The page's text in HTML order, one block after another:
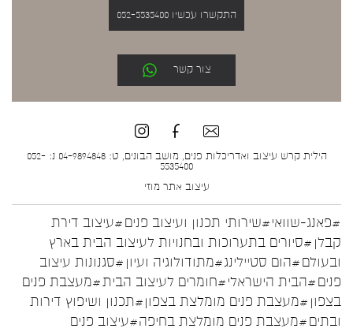
התקשרו עכשיו 052-5535400
צור קשר
הילית קרש עיצוב ואדריכלות פנים, מושב הבונים, ט: 04-9894848 נ: 052-
5535400
עיצוב אתר מוזי
#פאנג-שוואי#שירותי תכנון ועיצוב פנים#עיצוב דירת
קבלן #סיורים בתערוכות ובחנויות לעיצוב הבית בארץ
ובעולם#הום סטיילינג#מתודולוגיה ועיון #סגנונות עיצוב
פנים#הבית הישראלי#חומרים לעיצוב הבית#מעצבת פנים
בצפון #מעצבת פנים מומלצת בצפון#תכנון ושיפוץ דירות
ובתים#מעצבת פנים מומלצת בחיפה#עיצוב פנים